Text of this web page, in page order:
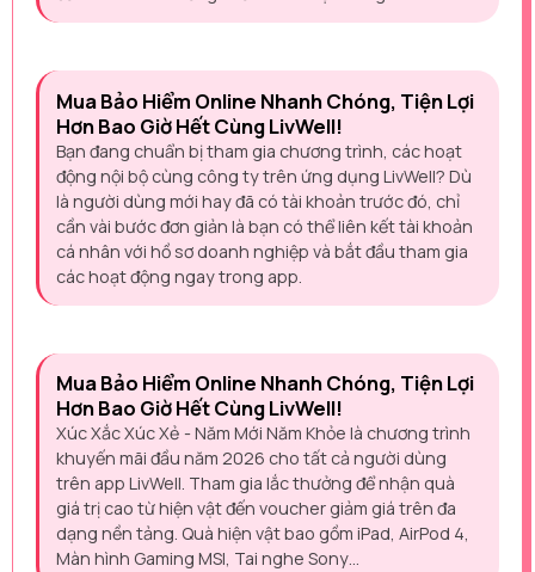
Mua Bảo Hiểm Online Nhanh Chóng, Tiện Lợi
Hơn Bao Giờ Hết Cùng LivWell!
Bạn đang chuẩn bị tham gia chương trình, các hoạt
động nội bộ cùng công ty trên ứng dụng LivWell? Dù
là người dùng mới hay đã có tài khoản trước đó, chỉ
cần vài bước đơn giản là bạn có thể liên kết tài khoản
cá nhân với hồ sơ doanh nghiệp và bắt đầu tham gia
các hoạt động ngay trong app.
Mua Bảo Hiểm Online Nhanh Chóng, Tiện Lợi
Hơn Bao Giờ Hết Cùng LivWell!
Xúc Xắc Xúc Xẻ - Năm Mới Năm Khỏe là chương trình
khuyến mãi đầu năm 2026 cho tất cả người dùng
trên app LivWell. Tham gia lắc thưởng để nhận quà
giá trị cao từ hiện vật đến voucher giảm giá trên đa
dạng nền tảng. Quà hiện vật bao gồm iPad, AirPod 4,
Màn hình Gaming MSI, Tai nghe Sony…